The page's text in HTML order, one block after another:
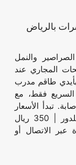
بالرياض
والنمل
المجاري عند
طاقم مدرب
فقط، مع
تبدأ الأسعار
من 200 ريال للشقة | 250 ريال للدور | 350 ريال
عبر الاتصال أو